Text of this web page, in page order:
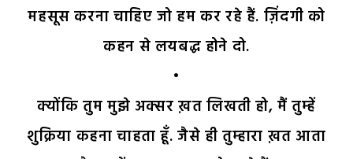
महसूस करना चाहिए जो हम कर रहे हैं. ज़िंदगी को
कहन से लयबद्ध होने दो.
•
क्योंकि तुम मुझे अक्सर ख़त लिखती हो, मैं तुम्हें
शुक्रिया कहना चाहता हूँ. जैसे ही तुम्हारा ख़त आता